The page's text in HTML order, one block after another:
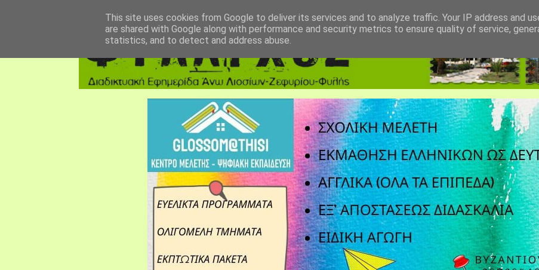
This site uses cookies from Google to deliver its services and to analyze traffic. Your IP address and
are shared with Google along with performance and security metrics to ensure quality of service,
statistics, and to detect and address abuse.